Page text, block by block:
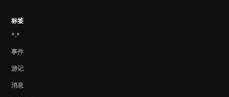
标签
*.*
事件
游记
消息